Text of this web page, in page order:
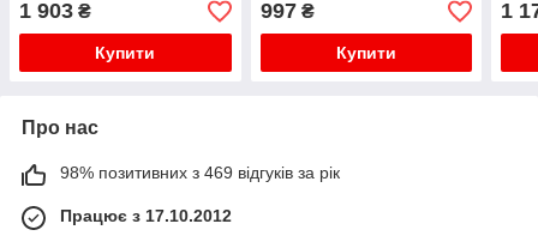
1 903 ₴
Купити
997₴
Купити
1
Про нас
98% позитивних з 469 відгуків за рік
Працює з 17.10.2012